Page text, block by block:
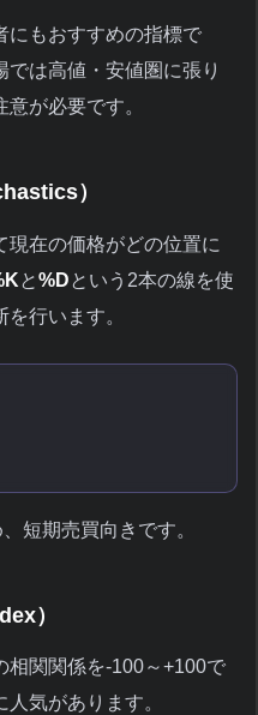
にもおすすめの指標で
は高値・安値圏に張り
が必要です。
）
現在の価格がどの位置に
と%Dという2本の線を使
行います。
短期売買向きです。
）
相関関係を-100～+100で
気があります。